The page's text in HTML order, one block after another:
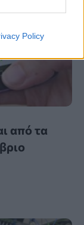
Policy
από τα